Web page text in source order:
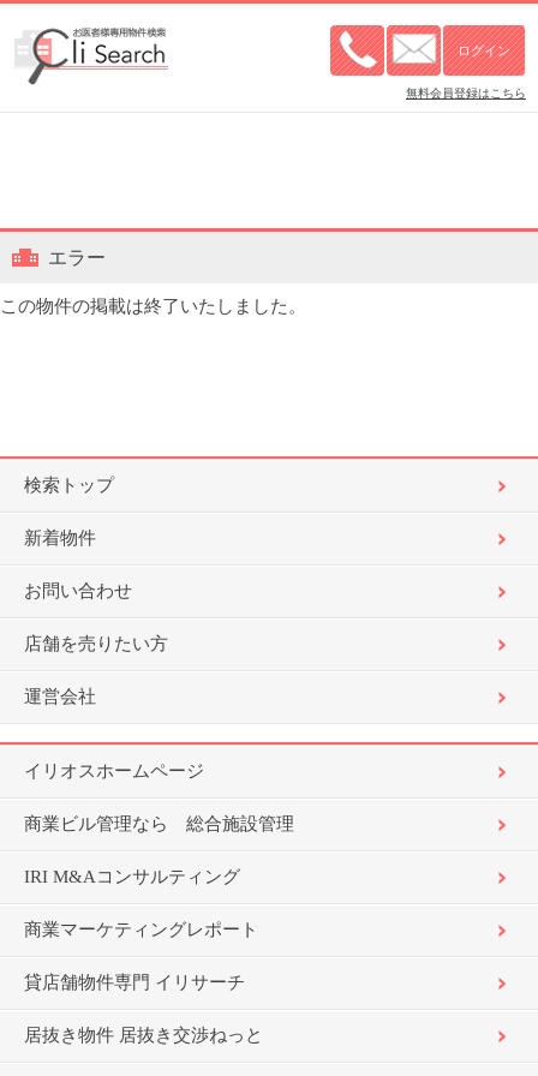
無料会員登録はこちら
エラー
この物件の掲載は終了いたしました。
検索トップ
新着物件
お問い合わせ
店舗を売りたい方
運営会社
イリオスホームページ
商業ビル管理なら 総合施設管理
IRI M&Aコンサルティング
商業マーケティングレポート
貸店舗物件専門 イリサーチ
居抜き物件 居抜き交渉ねっと